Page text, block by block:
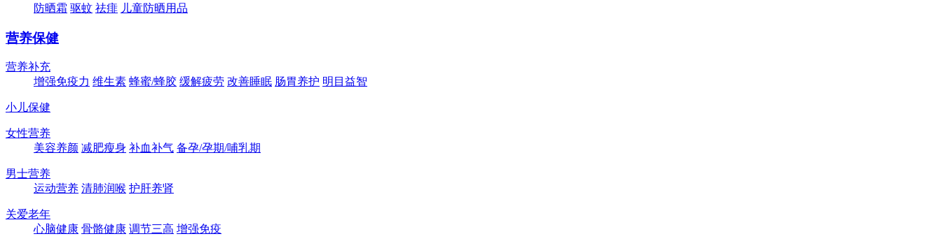
防晒霜 驱蚊 祛痱 儿童防晒用品
营养保健
营养补充
增强免疫力 维生素 蜂蜜/蜂胶 缓解疲劳 改善睡眠 肠胃养护 明目益智
小儿保健
女性营养
美容养颜 减肥瘦身 补血补气 备孕/孕期/哺乳期
男士营养
运动营养 清肺润喉 护肝养肾
关爱老年
心脑健康 骨骼健康 调节三高 增强免疫